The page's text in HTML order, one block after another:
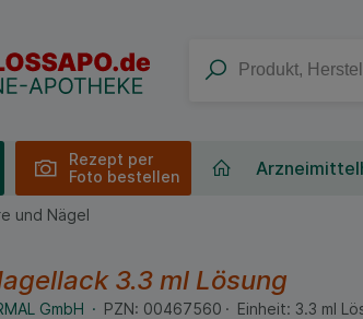
Rezept per
Foto bestellen
und Nägel
3.3 ml Lösung
GmbH PZN: 00467560 Einheit: 3.3 ml